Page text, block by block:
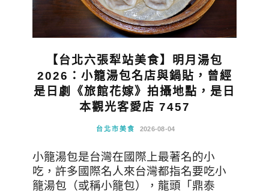
【台北六張犁站美食】明月湯包
2026：小籠湯包名店與鍋貼，曾經
是日劇《旅館花嫁》拍攝地點，是日
本觀光客愛店 7457
台北市美食 2026-08-04
小籠湯包是台灣在國際上最著名的小
吃，許多國際名人來台灣都指名要吃小
籠湯包（或稱小籠包），龍頭「鼎泰